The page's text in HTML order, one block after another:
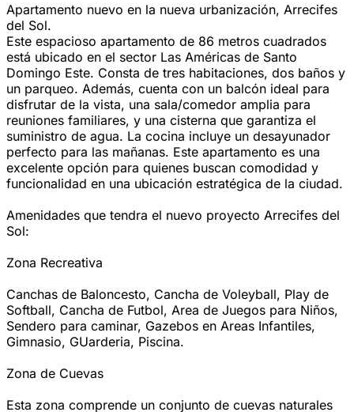
Apartamento nuevo en la nueva urbanización, Arrecifes
del Sol.
Este espacioso apartamento de 86 metros cuadrados
está ubicado en el sector Las Américas de Santo
Domingo Este. Consta de tres habitaciones, dos baños y
un parqueo. Además, cuenta con un balcón ideal para
disfrutar de la vista, una sala/comedor amplia para
reuniones familiares, y una cisterna que garantiza el
suministro de agua. La cocina incluye un desayunador
perfecto para las mañanas. Este apartamento es una
excelente opción para quienes buscan comodidad y
funcionalidad en una ubicación estratégica de la ciudad.
Amenidades que tendra el nuevo proyecto Arrecifes del
Sol:
Zona Recreativa
Canchas de Baloncesto, Cancha de Voleyball, Play de
Softball, Cancha de Futbol, Area de Juegos para Niños,
Sendero para caminar, Gazebos en Areas Infantiles,
Gimnasio, GUarderia, Piscina.
Zona de Cuevas
Esta zona comprende un conjunto de cuevas naturales